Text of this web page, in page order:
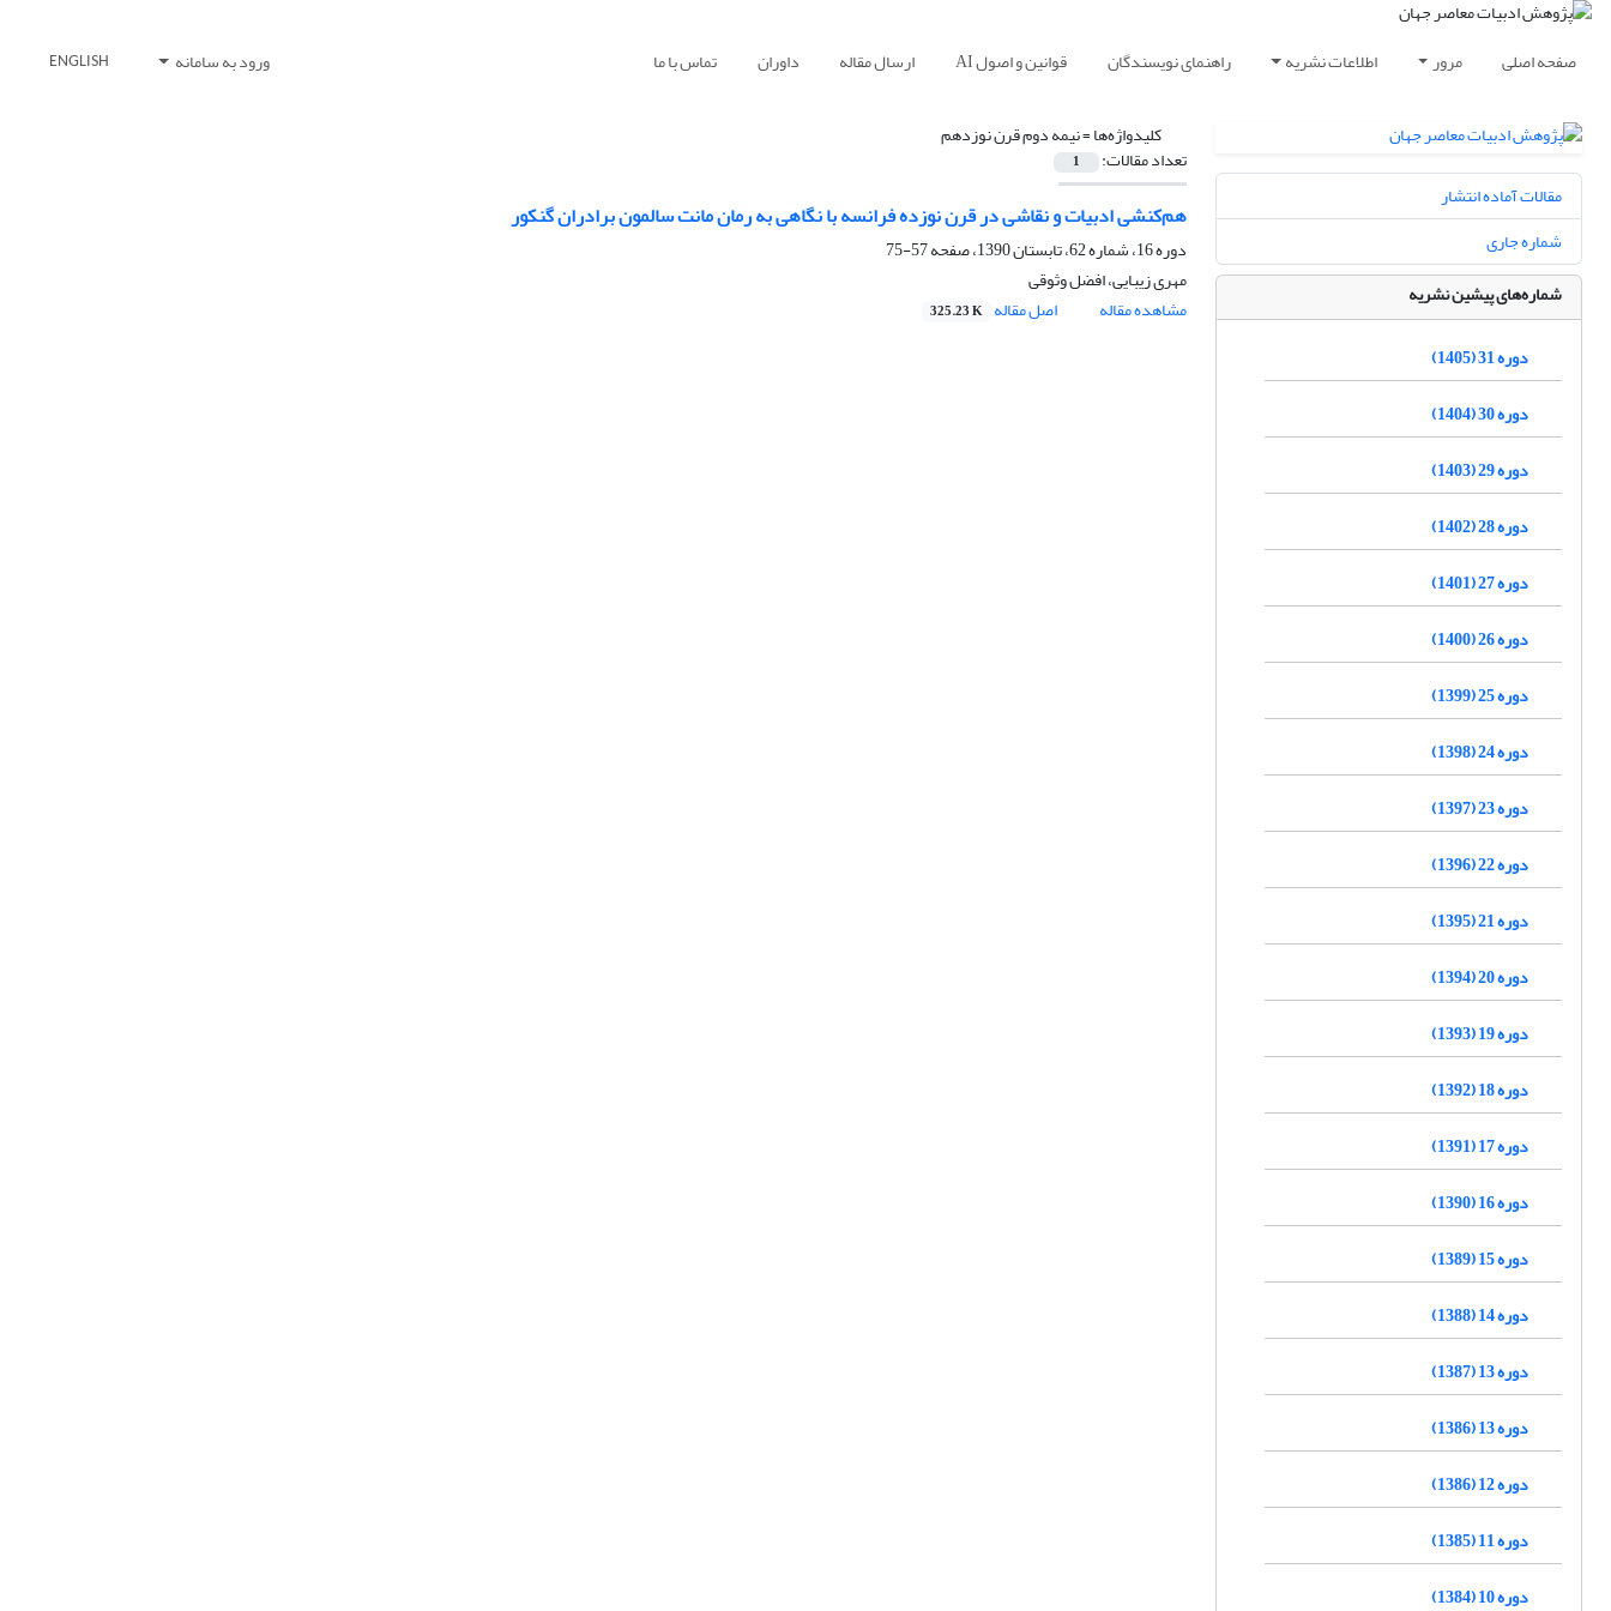
صفحه اصلی مرور اطلاعات نشریه راهنمای نویسندگان قوانین و اصول AI ارسال مقاله داوران تماس با ما ورود به سامانه ENGLISH
کلیدواژه‌ها =نیمه دوم قرن نوزدهم
تعداد مقالات: 1
هم‌کنشی ادبیات و نقاشی در قرن نوزده فرانسه با نگاهی به رمان مانت سالمون برادران گنکور
دوره 16، شماره 62، تابستان 1390، صفحه
57-75
مهری زیبایی، افضل وثوقی
مشاهده مقاله
اصل مقاله 325.23 K
مقالات آماده انتشار
شماره جاری
شماره‌های پیشین نشریه
دوره 31 (1405)
دوره 30 (1404)
دوره 29 (1403)
دوره 28 (1402)
دوره 27 (1401)
دوره 26 (1400)
دوره 25 (1399)
دوره 24 (1398)
دوره 23 (1397)
دوره 22 (1396)
دوره 21 (1395)
دوره 20 (1394)
دوره 19 (1393)
دوره 18 (1392)
دوره 17 (1391)
دوره 16 (1390)
دوره 15 (1389)
دوره 14 (1388)
دوره 13 (1387)
دوره 13 (1386)
دوره 12 (1386)
دوره 11 (1385)
دوره 10 (1384)